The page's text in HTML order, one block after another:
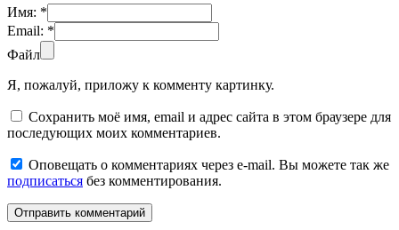
Имя: *
Email: *
Файл
Я, пожалуй, приложу к комменту картинку.
Сохранить моё имя, email и адрес сайта в этом браузере для
последующих моих комментариев.
Оповещать о комментариях через e-mail. Вы можете так же
подписаться без комментирования.